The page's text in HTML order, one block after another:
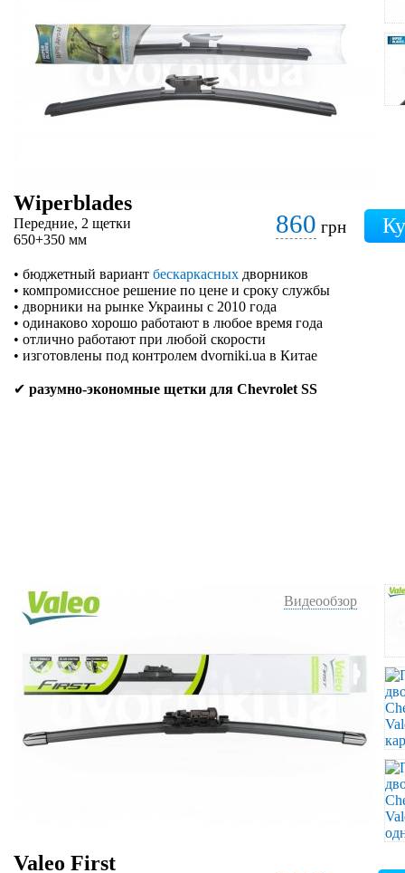
Wiperblades
Передние, 2 щетки
650+350 мм
860 грн
• бюджетный вариант бескаркасных дворников
• компромиссное решение по цене и сроку службы
• дворники на рынке Украины с 2010 года
• одинаково хорошо работают в любое время года
• отлично работают при любой скорости
• изготовлены под контролем dvorniki.ua в Китае
✔ разумно-экономные щетки для Chevrolet SS
Видеообзор
Valeo First